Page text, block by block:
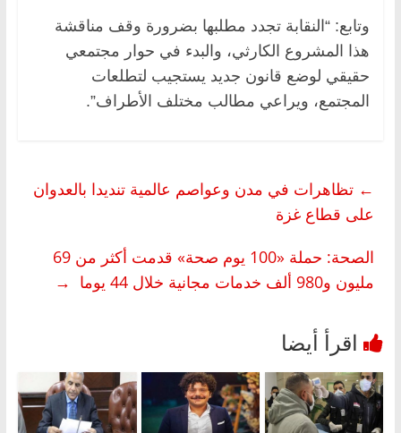
وتابع: “النقابة تجدد مطلبها بضرورة وقف مناقشة
هذا المشروع الكارثي، والبدء في حوار مجتمعي
حقيقي لوضع قانون جديد يستجيب لتطلعات
المجتمع، ويراعي مطالب مختلف الأطراف”.
← تظاهرات في مدن وعواصم عالمية تنديدا بالعدوان
على قطاع غزة
الصحة: حملة «100 يوم صحة» قدمت أكثر من 69
مليون و980 ألف خدمات مجانية خلال 44 يوما
→